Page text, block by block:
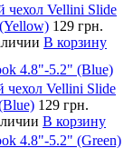
чехол Vellini Slide
129 грн.
В корзину
4.8"-5.2" (Blue)
чехол Vellini Slide
129 грн.
В корзину
4.8"-5.2" (Green)